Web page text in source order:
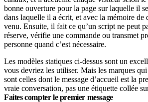
bonne ouverture pour la page sur laquelle il
dans laquelle il a écrit, et avec la mémoire de
venu. Ensuite, il fait ce qu’un script ne peut
réserve, vérifie une commande ou transmet
personne quand c’est nécessaire.
Les modèles statiques ci-dessus sont un
vous devriez les utiliser. Mais les marques
sont celles dont le message d’accueil est la
vraie conversation, pas une étiquette collée
Faites compter le premier message